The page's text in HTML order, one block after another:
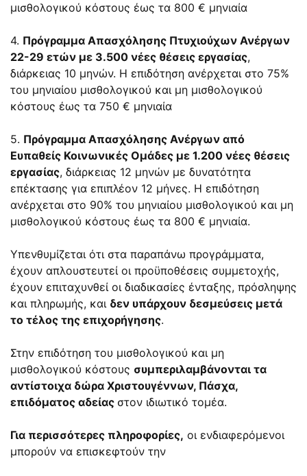
μισθολογικού κόστους έως τα 800 € μηνιαία
4. Πρόγραμμα Απασχόλησης Πτυχιούχων Ανέργων
22-29 ετών με 3.500 νέες θέσεις εργασίας,
διάρκειας 10 μηνών. Η επιδότηση ανέρχεται στο 75%
του μηνιαίου μισθολογικού και μη μισθολογικού
κόστους έως τα 750 € μηνιαία
5. Πρόγραμμα Απασχόλησης Ανέργων από
Ευπαθείς Κοινωνικές Ομάδες με 1.200 νέες θέσεις
εργασίας, διάρκειας 12 μηνών με δυνατότητα
επέκτασης για επιπλέον 12 μήνες. Η επιδότηση
ανέρχεται στο 90% του μηνιαίου μισθολογικού και μη
μισθολογικού κόστους έως τα 800 € μηνιαία.
Υπενθυμίζεται ότι στα παραπάνω προγράμματα,
έχουν απλουστευτεί οι προϋποθέσεις συμμετοχής,
έχουν επιταχυνθεί οι διαδικασίες ένταξης, πρόσληψης
και πληρωμής, και δεν υπάρχουν δεσμεύσεις μετά
το τέλος της επιχορήγησης.
Στην επιδότηση του μισθολογικού και μη
μισθολογικού κόστους συμπεριλαμβάνονται τα
αντίστοιχα δώρα Χριστουγέννων, Πάσχα,
επιδόματος αδείας στον ιδιωτικό τομέα.
Για περισσότερες πληροφορίες, οι ενδιαφερόμενοι
μπορούν να επισκεφτούν την